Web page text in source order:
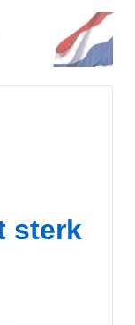
sterk